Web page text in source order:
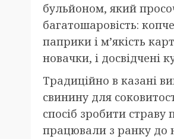
бульйоном, який
багатошаровість:
паприки і м’якість
новачки, і досвідчені
Традиційно в казані
свинину для
спосіб зробити
працювали з ранку до